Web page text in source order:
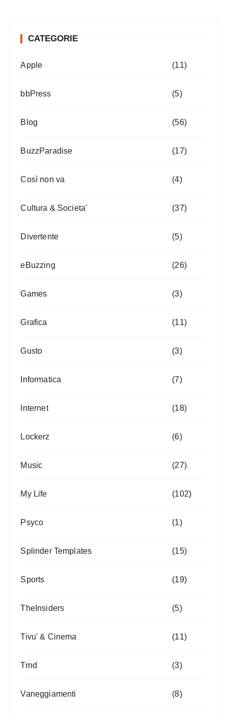
CATEGORIE
Apple (11)
bbPress (5)
Blog (56)
BuzzParadise (17)
Così non va (4)
Cultura & Societa' (37)
Divertente (5)
eBuzzing (26)
Games (3)
Grafica (11)
Gusto (3)
Informatica (7)
Internet (18)
Lockerz (6)
Music (27)
My Life (102)
Psyco (1)
Splinder Templates (15)
Sports (19)
TheInsiders (5)
Tivu' & Cinema (11)
Trnd (3)
Vaneggiamenti (8)